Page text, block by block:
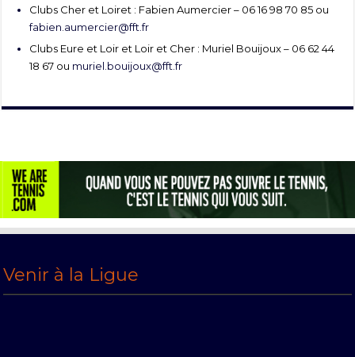
Clubs Cher et Loiret : Fabien Aumercier – 06 16 98 70 85 ou
fabien.aumercier@fft.fr
Clubs Eure et Loir et Loir et Cher : Muriel Bouijoux – 06 62 44
18 67 ou muriel.bouijoux@fft.fr
Venir à la Ligue